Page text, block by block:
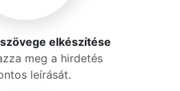
elkészítése
meg a hirdetés
leírását.